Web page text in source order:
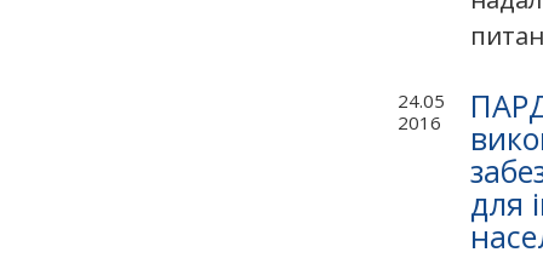
24.05
2016
для